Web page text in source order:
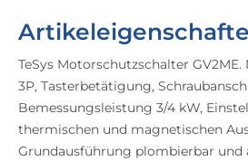
TeSys Motorschutzschalter
3P, Tasterbetätigung,
Bemessungsleistung 3/4 kW,
thermischen und magnetischen
Grundausführung plombierbar und